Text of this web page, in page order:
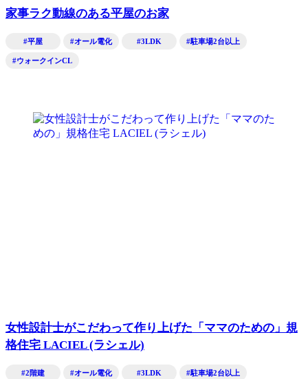
家事ラク動線のある平屋のお家
#平屋 #オール電化 #3LDK #駐車場2台以上
#ウォークインCL
女性設計士がこだわって作り上げた「ママのための」規
格住宅 LACIEL (ラシェル)
#2階建 #オール電化 #3LDK #駐車場2台以上